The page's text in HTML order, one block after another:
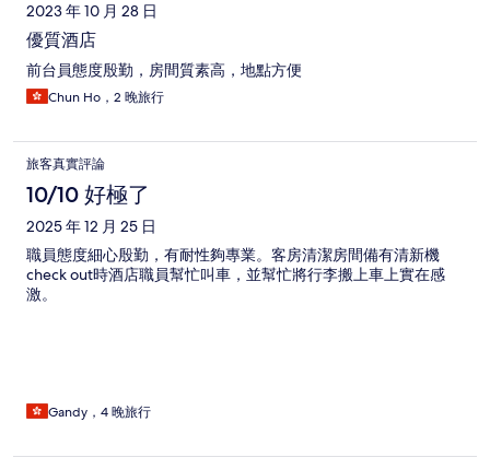
2023 年 10 月 28 日
優質酒店
前台員態度殷勤，房間質素高，地點方便
Chun Ho，2 晚旅行
旅客真實評論
10/10 好極了
2025 年 12 月 25 日
職員態度細心殷勤，有耐性夠專業。客房清潔房間備有清新機
check out時酒店職員幫忙叫車，並幫忙將行李搬上車上實在感
激。
Gandy，4 晚旅行